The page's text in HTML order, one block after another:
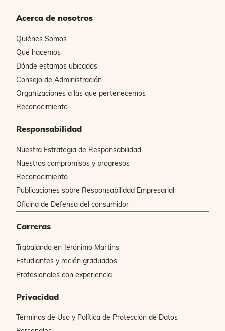
Acerca de nosotros
Quiénes Somos
Qué hacemos
Dónde estamos ubicados
Consejo de Administración
Organizaciones a las que pertenecemos
Reconocimiento
Responsabilidad
Nuestra Estrategia de Responsabilidad
Nuestros compromisos y progresos
Reconocimiento
Publicaciones sobre Responsabilidad Empresarial
Oficina de Defensa del consumidor
Carreras
Trabajando en Jerónimo Martins
Estudiantes y recién graduados
Profesionales con experiencia
Privacidad
Términos de Uso y Política de Protección de Datos